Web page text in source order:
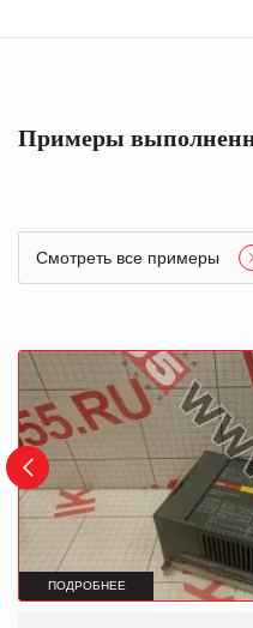
Примеры
Смотреть все примеры
ПОДРОБНЕЕ